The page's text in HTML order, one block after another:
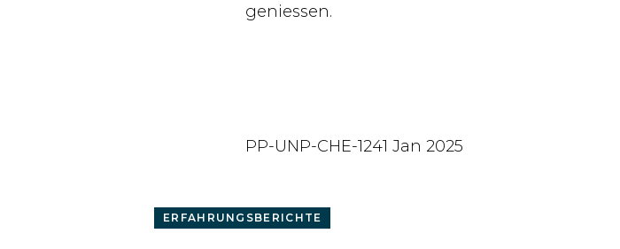
geniessen.
PP-UNP-CHE-1241 Jan 2025
ERFAHRUNGSBERICHTE